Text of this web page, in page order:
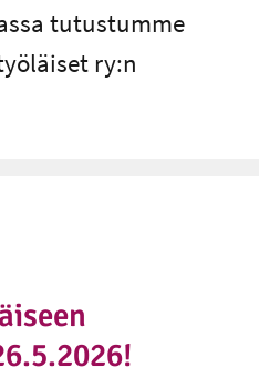
tutustumme
ry:n